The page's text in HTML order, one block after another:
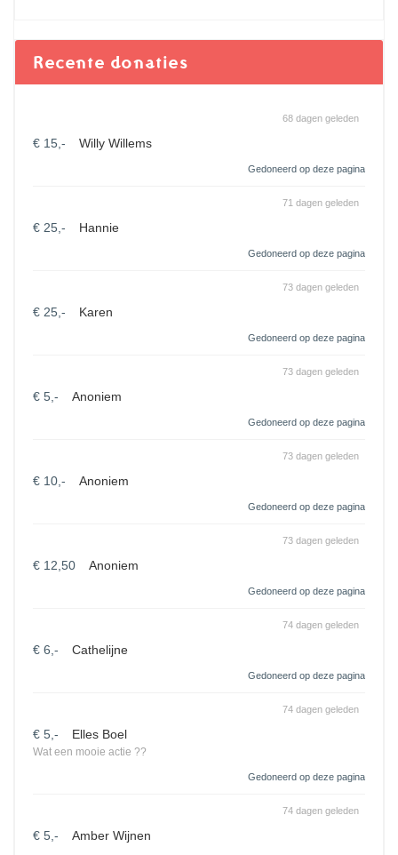
Recente donaties
€ 15,- Willy Willems
68 dagen geleden
Gedoneerd op deze pagina
€ 25,- Hannie
71 dagen geleden
Gedoneerd op deze pagina
€ 25,- Karen
73 dagen geleden
Gedoneerd op deze pagina
€ 5,- Anoniem
73 dagen geleden
Gedoneerd op deze pagina
€ 10,- Anoniem
73 dagen geleden
Gedoneerd op deze pagina
€ 12,50 Anoniem
73 dagen geleden
Gedoneerd op deze pagina
€ 6,- Cathelijne
74 dagen geleden
Gedoneerd op deze pagina
€ 5,- Elles Boel
Wat een mooie actie ??
74 dagen geleden
Gedoneerd op deze pagina
€ 5,- Amber Wijnen
74 dagen geleden